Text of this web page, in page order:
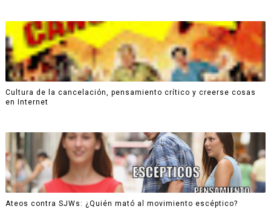
Cultura de la cancelación, pensamiento crítico y creerse cosas
en Internet
Ateos contra SJWs: ¿Quién mató al movimiento escéptico?